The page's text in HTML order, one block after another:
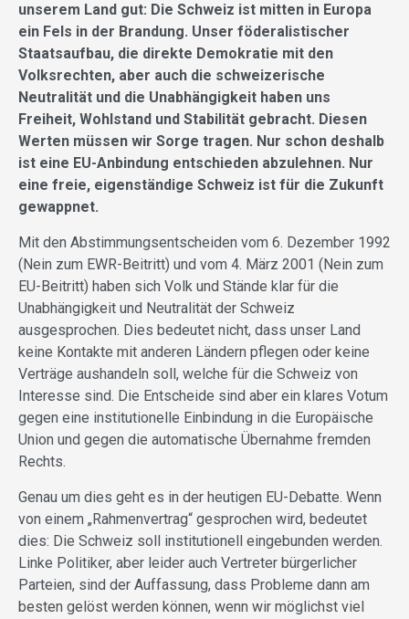
unserem Land gut: Die Schweiz ist mitten in Europa
ein Fels in der Brandung. Unser föderalistischer
Staatsaufbau, die direkte Demokratie mit den
Volksrechten, aber auch die schweizerische
Neutralität und die Unabhängigkeit haben uns
Freiheit, Wohlstand und Stabilität gebracht. Diesen
Werten müssen wir Sorge tragen. Nur schon deshalb
ist eine EU-Anbindung entschieden abzulehnen. Nur
eine freie, eigenständige Schweiz ist für die Zukunft
gewappnet.
Mit den Abstimmungsentscheiden vom 6. Dezember 1992
(Nein zum EWR-Beitritt) und vom 4. März 2001 (Nein zum
EU-Beitritt) haben sich Volk und Stände klar für die
Unabhängigkeit und Neutralität der Schweiz
ausgesprochen. Dies bedeutet nicht, dass unser Land
keine Kontakte mit anderen Ländern pflegen oder keine
Verträge aushandeln soll, welche für die Schweiz von
Interesse sind. Die Entscheide sind aber ein klares Votum
gegen eine institutionelle Einbindung in die Europäische
Union und gegen die automatische Übernahme fremden
Rechts.
Genau um dies geht es in der heutigen EU-Debatte. Wenn
von einem „Rahmenvertrag“ gesprochen wird, bedeutet
dies: Die Schweiz soll institutionell eingebunden werden.
Linke Politiker, aber leider auch Vertreter bürgerlicher
Parteien, sind der Auffassung, dass Probleme dann am
besten gelöst werden können, wenn wir möglichst viel